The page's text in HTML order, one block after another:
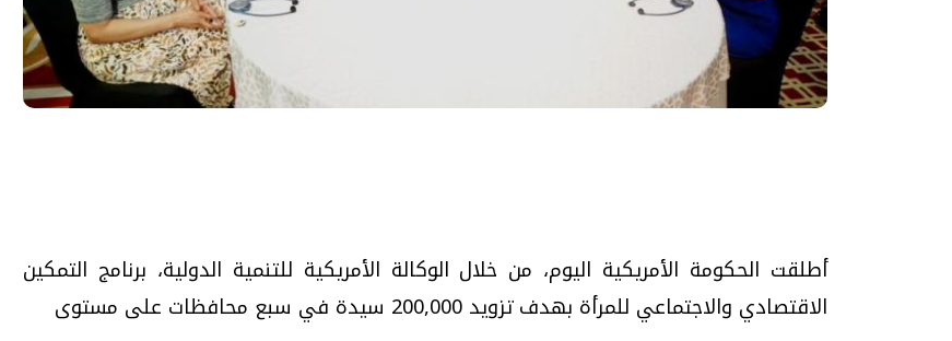
أطلقت الحكومة الأمريكية اليوم، من خلال الوكالة الأمريكية للتنمية الدولية، برنامج التمكين
الاقتصادي والاجتماعي للمرأة بهدف تزويد 200,000 سيدة في سبع محافظات على مستوى